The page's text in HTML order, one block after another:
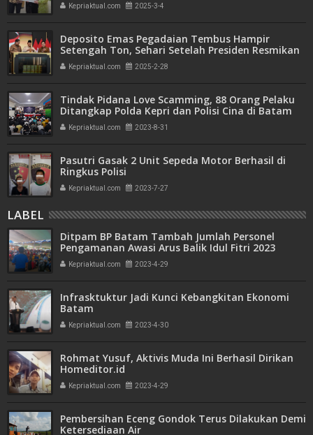
Kepriaktual.com 2025-3-4
Deposito Emas Pegadaian Tembus Hampir
Setengah Ton, Sehari Setelah Presiden Resmikan
Bank Emas
Kepriaktual.com 2025-2-28
Tindak Pidana Love Scamming, 88 Orang Pelaku
Ditangkap Polda Kepri dan Polisi Cina di Batam
Kepriaktual.com 2023-8-31
Pasutri Gasak 2 Unit Sepeda Motor Berhasil di
Ringkus Polisi
Kepriaktual.com 2023-7-27
LABEL
Ditpam BP Batam Tambah Jumlah Personel
Pengamanan Awasi Arus Balik Idul Fitri 2023
Kepriaktual.com 2023-4-29
Infrasktuktur Jadi Kunci Kebangkitan Ekonomi
Batam
Kepriaktual.com 2023-4-30
Rohmat Yusuf, Aktivis Muda Ini Berhasil Dirikan
Homeditor.id
Kepriaktual.com 2023-4-29
Pembersihan Eceng Gondok Terus Dilakukan Demi
Ketersediaan Air